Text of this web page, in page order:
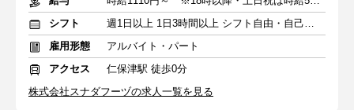
シフト
週1日以上 1日3時間以上 シフト自由・自己申告
雇用形態
アルバイト・パート
アクセス
仁保津駅 徒歩0分
株式会社スナダフーヅの求人一覧を見る